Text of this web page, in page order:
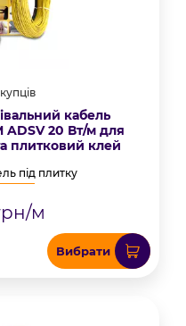
кабель
ADSV 20 Вт/м для
плитковий клей
під плитку
м
Вибрати